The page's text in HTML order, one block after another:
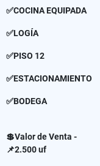
✅COCINA EQUIPADA
✅LOGÍA
✅PISO 12
✅ESTACIONAMIENTO
✅BODEGA
💲Valor de Venta -
📌2.500 uf